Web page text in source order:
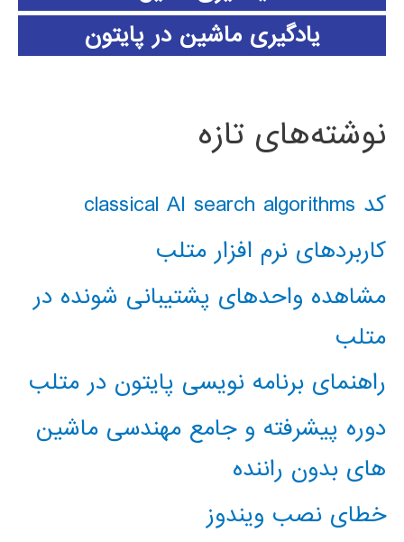
یادگیری ماشین در پایتون
نوشته‌های تازه
کد classical AI search algorithms
کاربردهای نرم افزار متلب
مشاهده واحدهای پشتیبانی شونده در
متلب
راهنمای برنامه نویسی پایتون در متلب
دوره پیشرفته و جامع مهندسی ماشین
های بدون راننده
خطای نصب ویندوز